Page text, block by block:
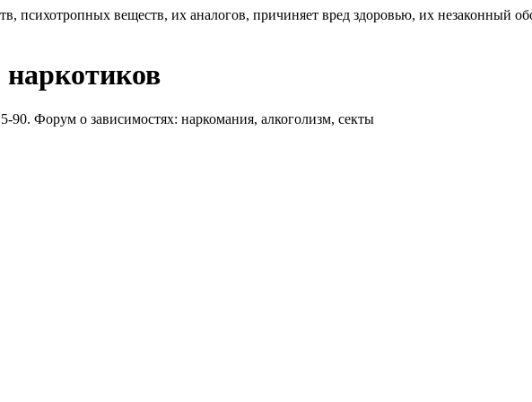
психотропных веществ, их аналогов, причиняет вред здоровью, их незаконный
Форум о зависимостях: наркомания, алкоголизм, секты